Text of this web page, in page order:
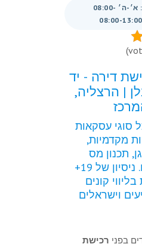
זמינים לייעוץ: א׳-ה׳ 08:00-
דירה - יד
| הרצליה,
סוגי עסקאות
מקדמיות,
תכנון מס
ורישום בטאבו. ניסיון של 19+
קונים
וישראלים
בפני רכישת